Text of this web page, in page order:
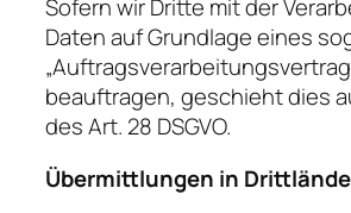
Sofern wir Dritte mit der
Daten auf Grundlage eines
beauftragen, geschieht dies
des Art. 28 DSGVO.
Übermittlungen in